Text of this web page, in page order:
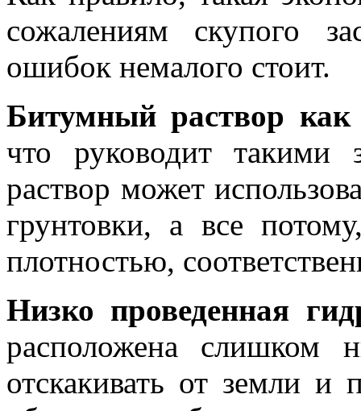
сожалениям скупого
ошибок немалого стоит.
Битумный раствор как
что руководит такими
раствор может
грунтовки, а все
плотностью,
Низко проведенная
расположена слишком
отскакивать от земли и